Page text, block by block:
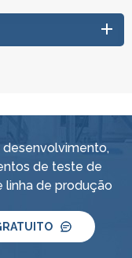
de teste de
linha de produção